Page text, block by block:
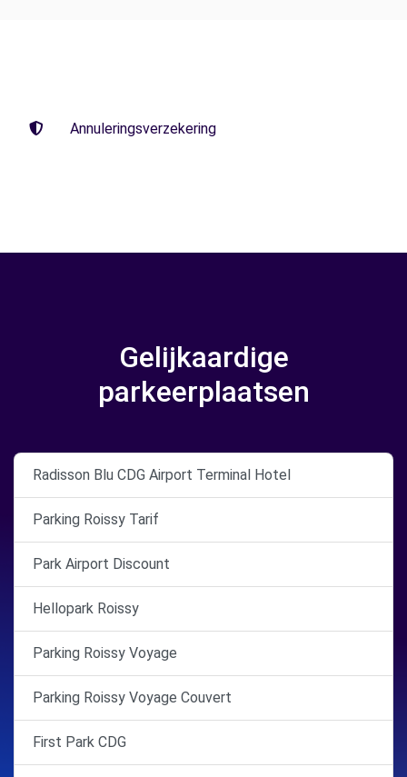
Annuleringsverzekering
Gelijkaardige
parkeerplaatsen
Radisson Blu CDG Airport Terminal Hotel
Parking Roissy Tarif
Park Airport Discount
Hellopark Roissy
Parking Roissy Voyage
Parking Roissy Voyage Couvert
First Park CDG